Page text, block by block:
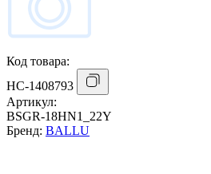
Код товара:
НС-1408793
Артикул:
BSGR-18HN1_22Y
Бренд: BALLU